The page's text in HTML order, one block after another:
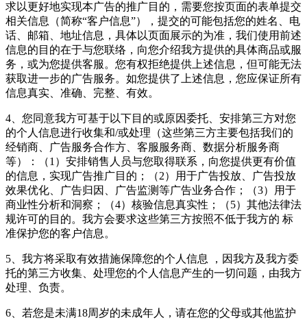
求以更好地实现本广告的推广目的，需要您按页面的表单提交
相关信息（简称“客户信息”），提交的可能包括您的姓名、电
话、邮箱、地址信息，具体以页面展示的为准，我们使用前述
信息的目的在于与您联络，向您介绍我方提供的具体商品或服
务，或为您提供客服。您有权拒绝提供上述信息，但可能无法
获取进一步的广告服务。如您提供了上述信息，您应保证所有
信息真实、准确、完整、有效。
4、您同意我方可基于以下目的或原因委托、安排第三方对您
的个人信息进行收集和/或处理（这些第三方主要包括我们的
经销商、广告服务合作方、客服服务商、数据分析服务商
等）：（1）安排销售人员与您取得联系，向您提供更有价值
的信息，实现广告推广目的；（2）用于广告投放、广告投放
效果优化、广告归因、广告监测等广告业务合作；（3）用于
商业性分析和洞察；（4）核验信息真实性；（5）其他法律法
规许可的目的。我方会要求这些第三方按照不低于我方的 标
准保护您的客户信息。
5、我方将采取有效措施保障您的个人信息 ，因我方及我方委
托的第三方收集、处理您的个人信息产生的一切问题，由我方
处理、负责。
6、若您是未满18周岁的未成年人，请在您的父母或其他监护